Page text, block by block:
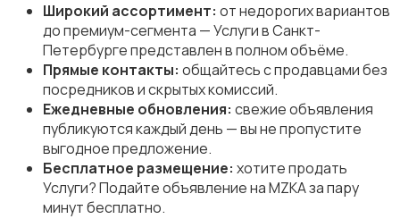
Изготовление на заказ
Широкий ассортимент: от недорогих вариантов
до премиум-сегмента — Услуги в Санкт-
Петербурге представлен в полном объёме.
Прямые контакты: общайтесь с продавцами без
посредников и скрытых комиссий.
Ежедневные обновления: свежие объявления
публикуются каждый день — вы не пропустите
выгодное предложение.
Бесплатное размещение: хотите продать
Услуги? Подайте объявление на MZKA за пару
минут бесплатно.